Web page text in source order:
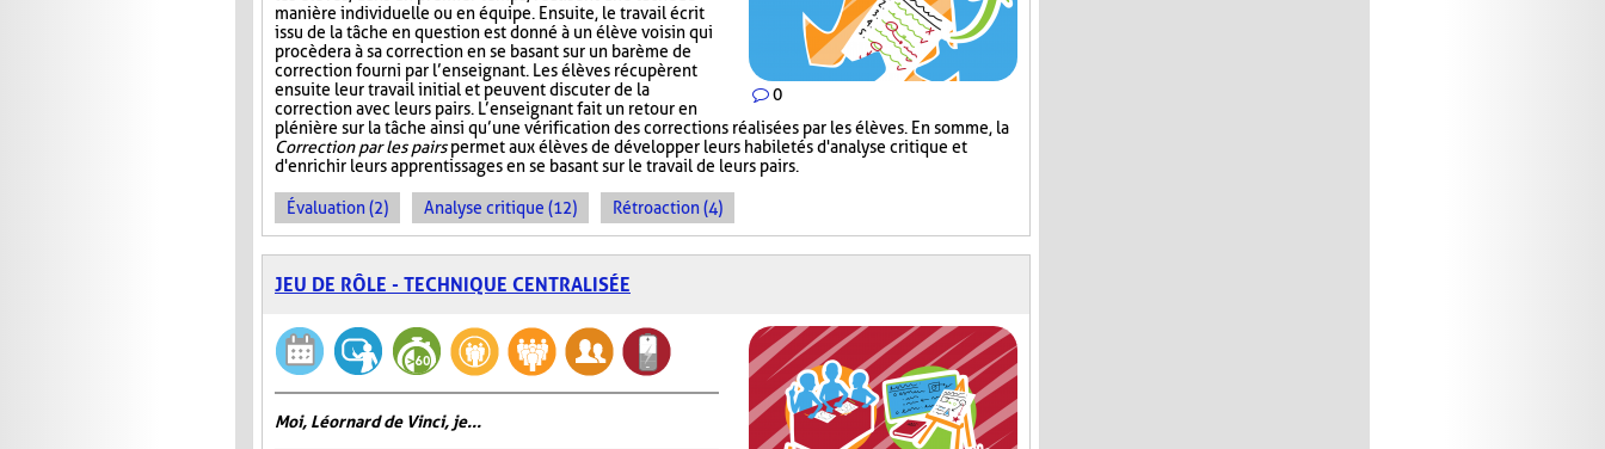
0
manière individuelle ou en équipe. Ensuite, le travail écrit
issu de la tâche en question est donné à un élève voisin qui
procèdera à sa correction en se basant sur un barème de
correction fourni par l’enseignant. Les élèves récupèrent
ensuite leur travail initial et peuvent discuter de la
correction avec leurs pairs. L’enseignant fait un retour en
plénière sur la tâche ainsi qu’une vérification des corrections réalisées par les élèves. En somme, la
Correction par les pairspermet aux élèves de développer leurs habiletés d'analyse critique et
d'enrichir leurs apprentissages en se basant sur le travail de leurs pairs.
Évaluation (2) Analyse critique (12) Rétroaction (4)
JEU DE RÔLE - TECHNIQUE CENTRALISÉE
Moi, Léornard de Vinci, je...